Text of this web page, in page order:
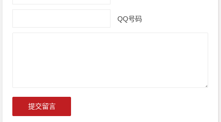
QQ号码